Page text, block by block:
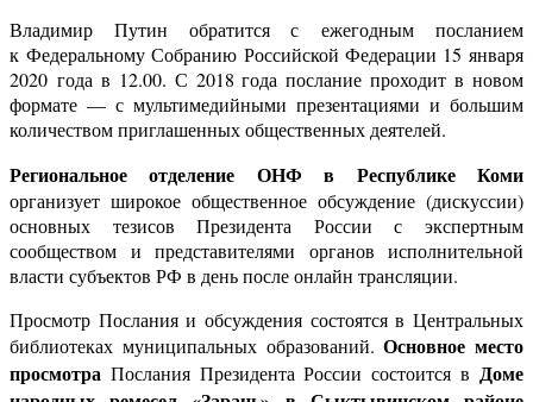
Владимир Путин обратится с ежегодным посланием
к Федеральному Собранию Российской Федерации 15 января
2020 года в 12.00. С 2018 года послание проходит в новом
формате — с мультимедийными презентациями и большим
количеством приглашенных общественных деятелей.
Региональное отделение ОНФ в Республике Коми
организует широкое общественное обсуждение (дискуссии)
основных тезисов Президента России с экспертным
сообществом и представителями органов исполнительной
власти субъектов РФ в день после онлайн трансляции.
Просмотр Послания и обсуждения состоятся в Центральных
библиотеках муниципальных образований.Основное место
просмотра Послания Президента России состоится в Доме